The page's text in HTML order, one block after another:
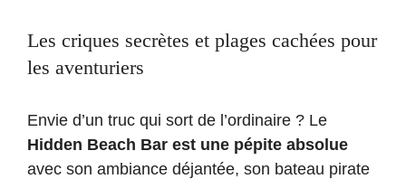
Les criques secrètes et plages cachées pour
les aventuriers
Envie d’un truc qui sort de l’ordinaire ? Le
Hidden Beach Bar est une pépite absolue
avec son ambiance déjantée, son bateau pirate